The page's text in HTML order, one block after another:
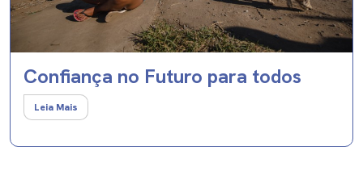
Confiança no Futuro para todos
Leia Mais